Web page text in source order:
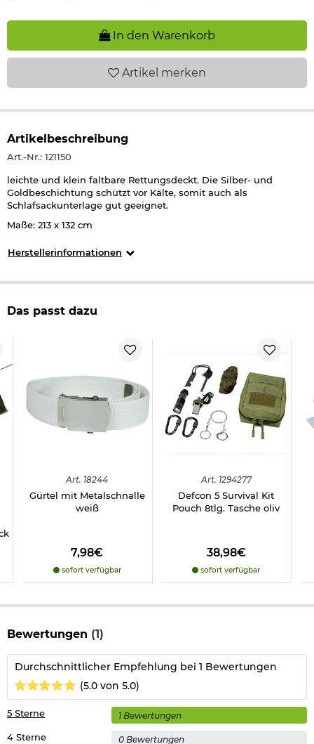
In den Warenkorb
Artikel merken
Artikelbeschreibung
Art.-Nr.: 121150
leichte und klein faltbare Rettungsdeckt. Die Silber- und
Goldbeschichtung schützt vor Kälte, somit auch als
Schlafsackunterlage gut geeignet.
Maße: 213 x 132 cm
Herstellerinformationen
Das passt dazu
Art. 18244
Gürtel mit Metalschnalle
weiß
7,98€
sofort verfügbar
Art. 1294277
Defcon 5 Survival Kit
Pouch 8tlg. Tasche oliv
38,98€
sofort verfügbar
Bewertungen (1)
Durchschnittlicher Empfehlung bei 1 Bewertungen
(5.0 von 5.0)
4 Sterne 0 Bewertungen
5 Sterne 1 Bewertungen